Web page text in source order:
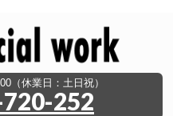
（休業日：土日祝）
252